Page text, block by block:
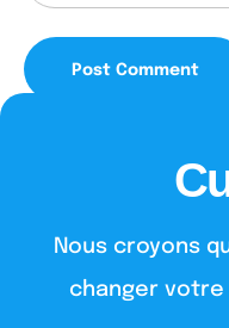
Nous croyons
changer votre